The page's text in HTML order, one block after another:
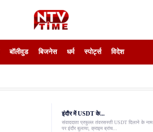
बॉलीवुड बिजनेस धर्म स्पोर्ट्स विदेश
इंदौर में USDT के...
संवाददाता प्रफुल्ल तंवरसस्ती USDT दिलाने के नाम
पर इंदौर बुलाया, क्राइम ब्रांच...